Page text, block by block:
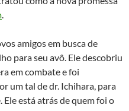
.
amigos em busca de
para seu avô. Ele descobriu
em combate e foi
um tal de dr. Ichihara, para
está atrás de quem foi o